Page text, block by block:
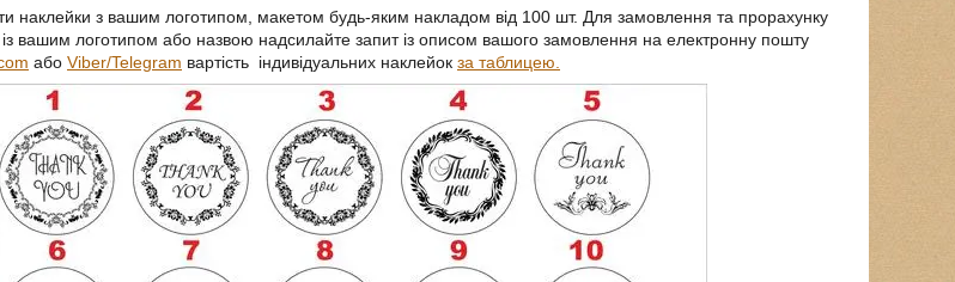
наклейки з вашим логотипом, макетом будь-яким накладом від 100 шт. Для замовлення та прорахунку
із вашим логотипом або назвою надсилайте запит із описом вашого замовлення на електронну пошту
або Viber/Telegram вартість індивідуальних наклейок за таблицею.